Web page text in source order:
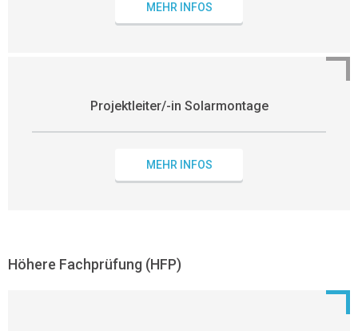
MEHR INFOS
Projektleiter/-in Solarmontage
MEHR INFOS
Höhere Fachprüfung (HFP)